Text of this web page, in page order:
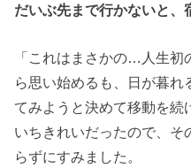
だいぶ先まで行かないと、
「これはまさかの…人生
ら思い始めるも、日が暮れ
てみようと決めて移動を続
いちきれいだったので、そ
らずにすみました。